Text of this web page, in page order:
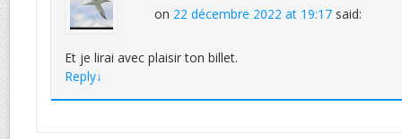
on 22 décembre 2022 at 19:17 said:
Et je lirai avec plaisir ton billet.
Reply↓